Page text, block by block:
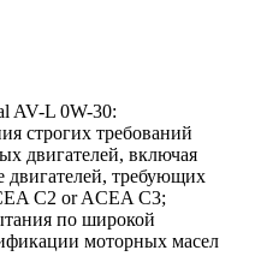
AV-L 0W-30:
строгих требований
двигателей, включая
двигателей, требующих
C2 or ACEA C3;
по широкой
моторных масел